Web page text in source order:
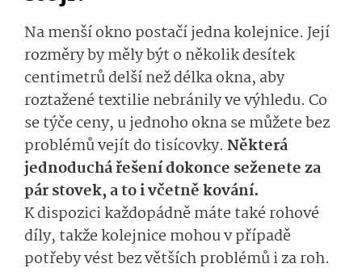
Na menší okno postačí jedna kolejnice. Její
rozměry by měly být o několik desítek
centimetrů delší než délka okna, aby
roztažené textilie nebránily ve výhledu. Co
se týče ceny, u jednoho okna se můžete bez
problémů vejít do tisícovky. Některá
jednoduchá řešení dokonce seženete za
pár stovek, a to i včetně kování.
K dispozici každopádně máte také rohové
díly, takže kolejnice mohou v případě
potřeby vést bez větších problémů i za roh.